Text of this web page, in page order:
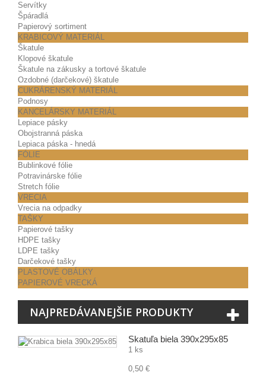
Servítky
Špáradlá
Papierový sortiment
KRABICOVÝ MATERIÁL
Škatule
Klopové škatule
Škatule na zákusky a tortové škatule
Ozdobné (darčekové) škatule
CUKRÁRENSKÝ MATERIÁL
Podnosy
KANCELÁRSKY MATERIÁL
Lepiace pásky
Obojstranná páska
Lepiaca páska - hnedá
FÓLIE
Bublinkové fólie
Potravinárske fólie
Stretch fólie
VRECIA
Vrecia na odpadky
TAŠKY
Papierové tašky
HDPE tašky
LDPE tašky
Darčekové tašky
PLASTOVÉ OBÁLKY
PAPIEROVÉ VRECKÁ
NAJPREDÁVANEJŠIE PRODUKTY
Škatuľa biela 390x295x85
1 ks
0,50 €